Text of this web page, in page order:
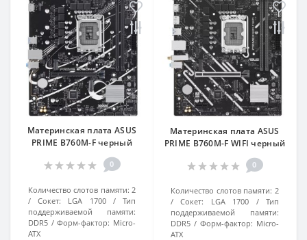
Материнская плата ASUS
PRIME B760M-F черный
0
Количество слотов памяти: 2
Сокет:
LGA 1700
Тип
поддерживаемой памяти:
DDR5
Форм-фактор: Micro-
ATX
Материнская плата ASUS
PRIME B760M-F WIFI черный
0
Количество слотов памяти: 2
Сокет:
LGA 1700
Тип
поддерживаемой памяти:
DDR5
Форм-фактор: Micro-
ATX